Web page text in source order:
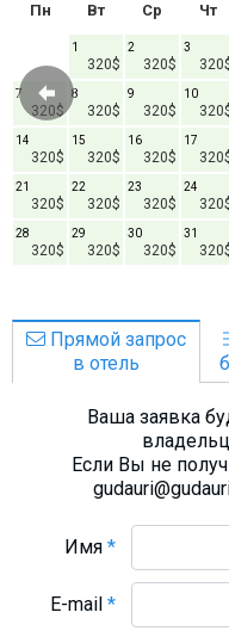
Пн Вт Ср Чт
320$
1
320$
2 3
320$
7
320$
8
320$
9 10
320$
14
320$
15
320$
16 17
320$
21
320$
22
320$
23 24
320$
28
320$
29
320$
30 31
Прямой запрос
в отель
Ваша заявка
Если Вы не
Имя*
E-mail*